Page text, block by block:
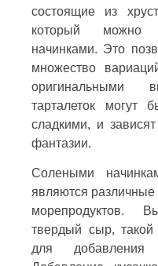
состоящие из
который можно
начинками. Это
множество
оригинальными
тарталеток могут
сладкими, и
фантазии.
Солеными
являются
морепродуктов.
твердый сыр,
для